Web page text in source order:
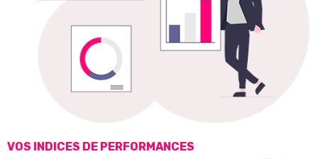
VOS INDICES DE PERFORMANCES